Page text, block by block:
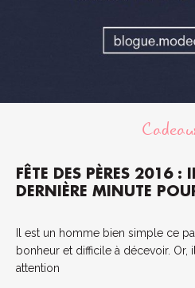
FÊTE DES PÈRES 2016 :
DERNIÈRE MINUTE
Il est un homme bien simple ce
bonheur et difficile à décevoir. Or,
attention